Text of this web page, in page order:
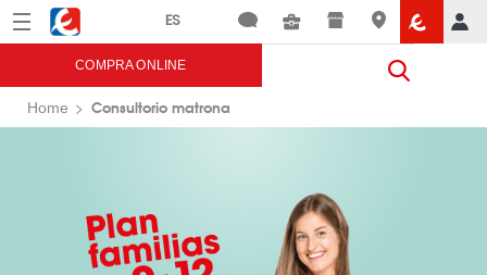
Menú Eroski
COMPRA ONLINE
Home Consultorio matrona